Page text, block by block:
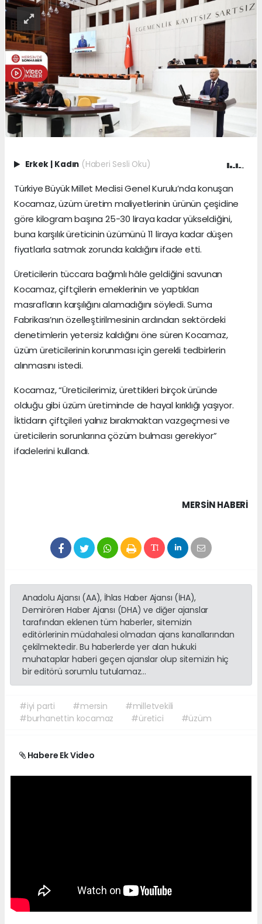
Erkek | Kadın (Haberi Sesli Oku)
Türkiye Büyük Millet Meclisi Genel Kurulu’nda konuşan
Kocamaz, üzüm üretim maliyetlerinin ürünün çeşidine
göre kilogram başına 25-30 liraya kadar yükseldiğini,
buna karşılık üreticinin üzümünü 11 liraya kadar düşen
fiyatlarla satmak zorunda kaldığını ifade etti.
Üreticilerin tüccara bağımlı hâle geldiğini savunan
Kocamaz, çiftçilerin emeklerinin ve yaptıkları
masrafların karşılığını alamadığını söyledi. Suma
Fabrikası’nın özelleştirilmesinin ardından sektördeki
denetimlerin yetersiz kaldığını öne süren Kocamaz,
üzüm üreticilerinin korunması için gerekli tedbirlerin
alınmasını istedi.
Kocamaz, “Üreticilerimiz, ürettikleri birçok üründe
olduğu gibi üzüm üretiminde de hayal kırıklığı yaşıyor.
İktidarın çiftçileri yalnız bırakmaktan vazgeçmesi ve
üreticilerin sorunlarına çözüm bulması gerekiyor”
ifadelerini kullandı.
MERSIN HABERİ
Anadolu Ajansı (AA), İhlas Haber Ajansı (İHA),
Demirören Haber Ajansı (DHA) ve diğer ajanslar
tarafından eklenen tüm haberler, sitemizin
editörlerinin müdahalesi olmadan ajans kanallarından
çekilmektedir. Bu haberlerde yer alan hukuki
muhataplar haberi geçen ajanslar olup sitemizin hiç
bir editörü sorumlu tutulamaz...
#iyi parti #mersin
#milletvekili
#burhanettin kocamaz
#üretici #üzüm
Habere Ek Video